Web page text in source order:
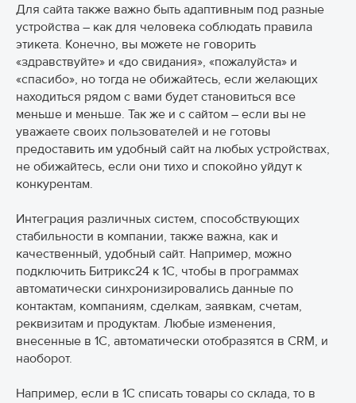
Для сайта также важно быть адаптивным под разные
устройства – как для человека соблюдать правила
этикета. Конечно, вы можете не говорить
«здравствуйте» и «до свидания», «пожалуйста» и
«спасибо», но тогда не обижайтесь, если желающих
находиться рядом с вами будет становиться все
меньше и меньше. Так же и с сайтом – если вы не
уважаете своих пользователей и не готовы
предоставить им удобный сайт на любых устройствах,
не обижайтесь, если они тихо и спокойно уйдут к
конкурентам.
Интеграция различных систем, способствующих
стабильности в компании, также важна, как и
качественный, удобный сайт. Например, можно
подключить Битрикс24 к 1С, чтобы в программах
автоматически синхронизировались данные по
контактам, компаниям, сделкам, заявкам, счетам,
реквизитам и продуктам. Любые изменения,
внесенные в 1C, автоматически отобразятся в CRM, и
наоборот.
Например, если в 1С списать товары со склада, то в